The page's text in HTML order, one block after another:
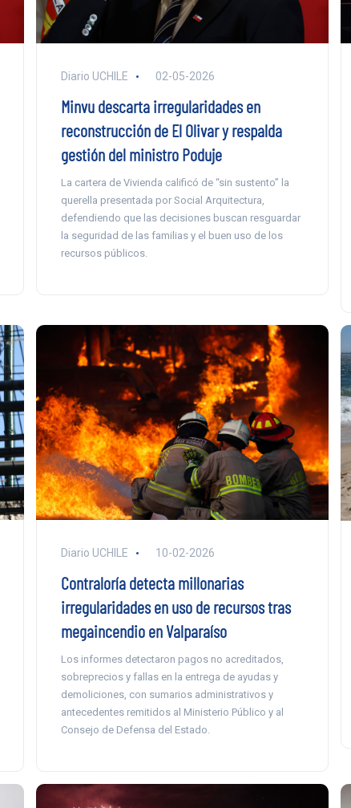
Diario UCHILE 02-05-2026
Minvu descarta irregularidades en
reconstrucción de El Olivar y respalda
gestión del ministro Poduje
La cartera de Vivienda calificó de “sin sustento” la
querella presentada por Social Arquitectura,
defendiendo que las decisiones buscan resguardar
la seguridad de las familias y el buen uso de los
recursos públicos.
Diario UCHILE 10-02-2026
Contraloría detecta millonarias
irregularidades en uso de recursos tras
megaincendio en Valparaíso
Los informes detectaron pagos no acreditados,
sobreprecios y fallas en la entrega de ayudas y
demoliciones, con sumarios administrativos y
antecedentes remitidos al Ministerio Público y al
Consejo de Defensa del Estado.